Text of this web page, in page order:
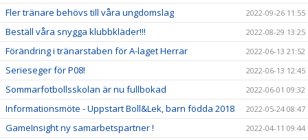
Fler tränare behövs till våra ungdomslag 2022-09-26 11:55
Beställ våra snygga klubbkläder!!! 2022-08-29 13:25
Förändring i tränarstaben för A-laget Herrar 2022-06-13 21:52
Serieseger för P08! 2022-06-13 12:45
Sommarfotbollsskolan är nu fullbokad 2022-06-01 09:32
Informationsmöte - Uppstart Boll&Lek, barn födda 2018 2022-05-24 08:47
GameInsight ny samarbetspartner ! 2022-04-11 09:44